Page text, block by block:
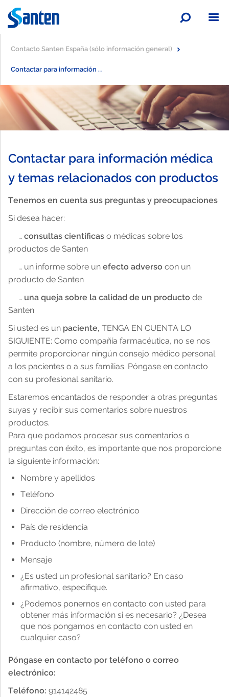
A A A
Salud ocular
Panorama general
Glaucoma
Panorama general
Ojo seco
Panorama general
Infección ocular
Catarata
Sobre Santen
Panorama general
Acerca de Santen
Panorama general
Nos centramos exclusivamente en la oftalmología
Historia
Sala de prensa
Noticias
Contacto para los medios de comunicación
Panorama general
Transferencias de valor
Código de Conducta AEPD - Farmaindustria
Tecnología y productos
Panorama general
Nuestra tecnología
Productos
Trabaja con nosotros
Panorama general
Por qué trabajar en Santen
Solicitar
Colaboraciones
Contactar para información médica y temas
relacionados con productos
Panorama general
Contactar con la sede de Santen España (sólo
información general)
Condiciones de uso
Panorama general
Protección de datos
Panorama general
Política de cookies
Configuración de cookies
Contacto Santen España (sólo información general)
Contactar para información médica y temas relacionados con productos
Contactar para información médica
y temas relacionados con productos
Tenemos en cuenta sus preguntas y preocupaciones
Si desea hacer:
… consultas científicas o médicas sobre los
productos de Santen
… un informe sobre un efecto adverso con un
producto de Santen
… una queja sobre la calidad de un producto de
Santen
Si usted es un paciente, TENGA EN CUENTA LO
SIGUIENTE: Como compañía farmacéutica, no se nos
permite proporcionar ningún consejo médico personal
a los pacientes o a sus familias. Póngase en contacto
con su profesional sanitario.
Estaremos encantados de responder a otras preguntas
suyas y recibir sus comentarios sobre nuestros
productos.
Para que podamos procesar sus comentarios o
preguntas con éxito, es importante que nos proporcione
la siguiente información:
Nombre y apellidos
Teléfono
Dirección de correo electrónico
País de residencia
Producto (nombre, número de lote)
Mensaje
¿Es usted un profesional sanitario? En caso
afirmativo, especifique.
¿Podemos ponernos en contacto con usted para
obtener más información si es necesario? ¿Desea
que nos pongamos en contacto con usted en
cualquier caso?
Póngase en contacto por teléfono o correo
electrónico:
Teléfono: 914142485